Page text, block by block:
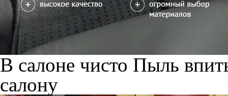
В салоне чисто Пыль
салону